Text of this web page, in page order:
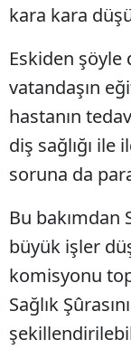
kara kara
Eskiden
vatandaşın
hastanın
diş sağlığı ile
soruna da
Bu bakımdan
büyük işler
komisyonu
Sağlık